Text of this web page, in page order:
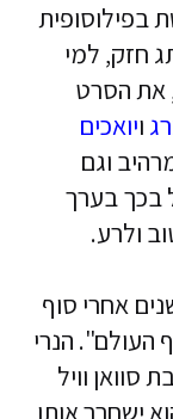
בפילוסופית
חזק, למי
את הסרט
ויואכים
וגם
בכך בערך
ולרע.
עלילתית, הסרט מתחיל 10 שנים אחרי סוף
העולם". הנרי
סוואן וויל